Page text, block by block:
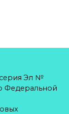
серия Эл №
Федеральной